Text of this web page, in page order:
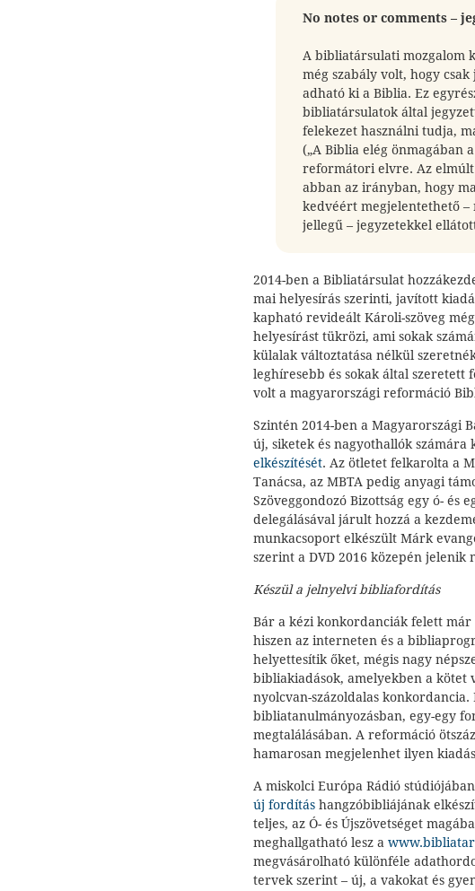
No notes or comments –
A bibliatársulati mozgalom
még szabály volt, hogy
adható ki a Biblia. Ez
bibliatársulatok által
felekezet használni tudja,
(„A Biblia elég önmagában
reformátori elvre. Az
abban az irányban, hogy
kedvéért megjelentethető
jellegű – jegyzetekkel
2014-ben a Bibliatársulat
mai helyesírás szerinti, javított
kapható revideált Károli-szöveg
helyesírást tükrözi, ami sokak
külalak változtatása nélkül
leghíresebb és sokak által szeretett
volt a magyarországi reformáció
Szintén 2014-ben a Magyarországi
új, siketek és nagyothallók számára
elkészítését. Az ötletet felkarolta a
Tanácsa, az MBTA pedig anyagi
Szöveggondozó Bizottság egy ó- és
delegálásával járult hozzá a
munkacsoport elkészült Márk
szerint a DVD 2016 közepén jelenik
Készül a jelnyelvi bibliafordítás
Bár a kézi konkordanciák felett
hiszen az interneten és a
helyettesítik őket, mégis nagy
bibliakiadások, amelyekben a kötet
nyolcvan-százoldalas konkordancia.
bibliatanulmányozásban, egy-egy
megtalálásában. A reformáció
hamarosan megjelenhet ilyen
A miskolci Európa Rádió
új fordítás hangzóbibliájának
teljes, az Ó- és Újszövetséget
meghallgatható lesz a
megvásárolható különféle
tervek szerint – új, a vakokat és